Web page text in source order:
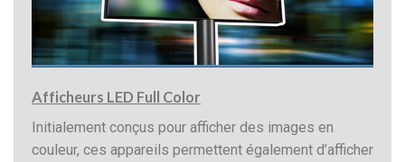
Afficheurs LED Full Color
Initialement conçus pour afficher des images en
couleur, ces appareils permettent également d’afficher